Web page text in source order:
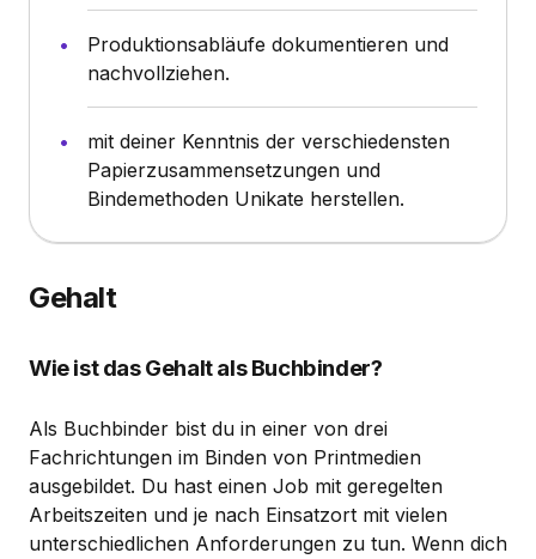
Produktionsabläufe dokumentieren und
nachvollziehen.
mit deiner Kenntnis der verschiedensten
Papierzusammensetzungen und
Bindemethoden Unikate herstellen.
Gehalt
Wie ist das Gehalt als Buchbinder?
Als Buchbinder bist du in einer von drei
Fachrichtungen im Binden von Printmedien
ausgebildet. Du hast einen Job mit geregelten
Arbeitszeiten und je nach Einsatzort mit vielen
unterschiedlichen Anforderungen zu tun. Wenn dich